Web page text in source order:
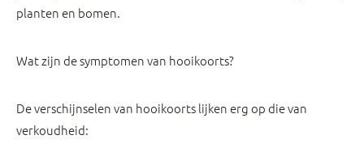
planten en bomen.
Wat zijn de symptomen van hooikoorts?
De verschijnselen van hooikoorts lijken erg op die van
verkoudheid: